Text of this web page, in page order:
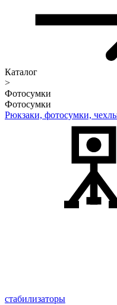
Каталог
>
Фотосумки
Фотосумки
Рюкзаки, фотосумки,
стабилизаторы